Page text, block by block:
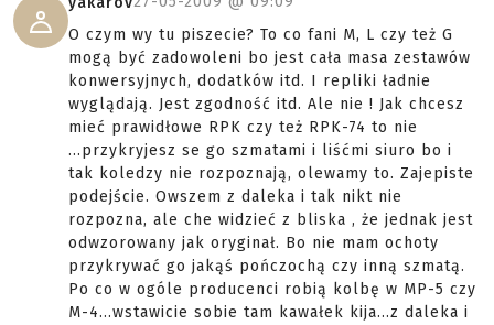
O czym wy tu piszecie? To co fani M, L czy też G
mogą być zadowoleni bo jest cała masa zestawów
konwersyjnych, dodatków itd. I repliki ładnie
wyglądają. Jest zgodność itd. Ale nie ! Jak chcesz
mieć prawidłowe RPK czy też RPK-74 to nie
...przykryjesz se go szmatami i liśćmi siuro bo i
tak koledzy nie rozpoznają, olewamy to. Zajepiste
podejście. Owszem z daleka i tak nikt nie
rozpozna, ale che widzieć z bliska , że jednak jest
odwzorowany jak oryginał. Bo nie mam ochoty
przykrywać go jakąś pończochą czy inną szmatą.
Po co w ogóle producenci robią kolbę w MP-5 czy
M-4...wstawicie sobie tam kawałek kija...z daleka i